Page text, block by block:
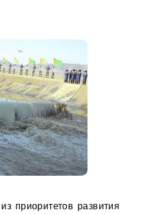
приоритетов развития